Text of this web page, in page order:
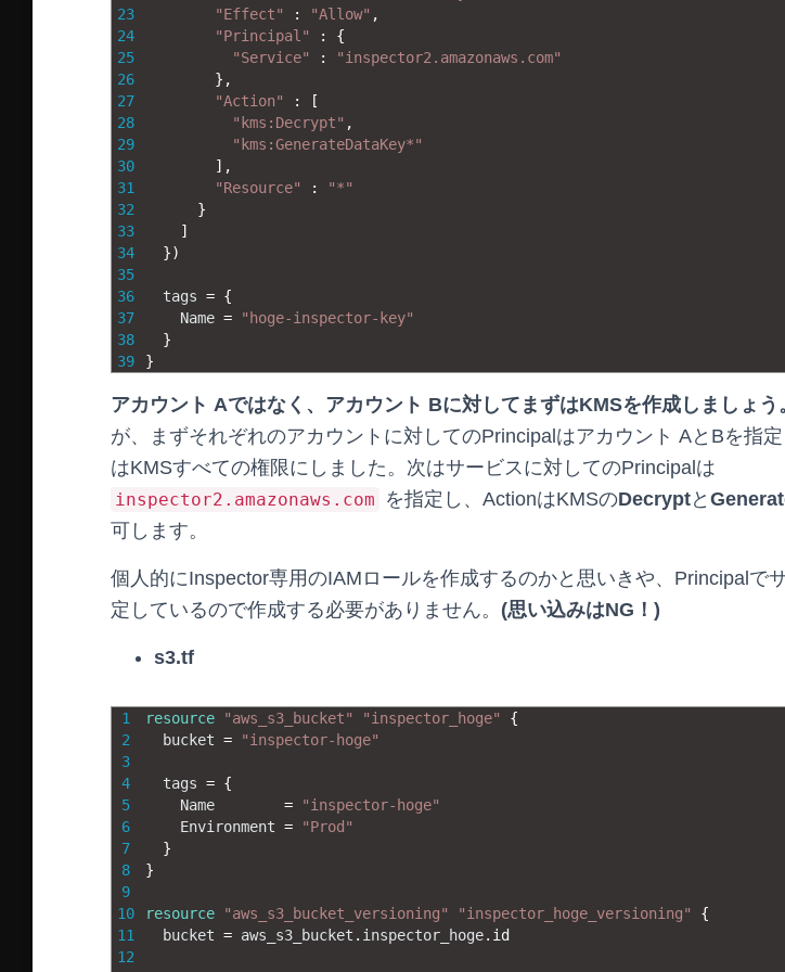
23
24
25
26
27
28
29
30
31
32
33
34
35
36
37
38
39
"Effect"
: "Allow" ,
"Principal"
:
{
"Service"
:
"inspector2.amazonaws.com"
} ,
"Action"
:
[
"kms:Decrypt" ,
"kms:GenerateDataKey*"
] ,
"Resource"
:
"*"
}
]
})
tags = {
Name =
"hoge-inspector-key"
}
}
アカウント Aではなく、アカウント Bに対してまずはKMSを作成しましょう
が、まずそれぞれのアカウントに対してのPrincipalはアカウント AとBを指
はKMSすべての権限にしました。次はサービスに対してのPrincipalは
inspector2.amazonaws.com を指定し、ActionはKMSのDecryptと
可します。
個人的にInspector専用のIAMロールを作成するのかと思いきや、Principalで
定しているので作成する必要がありません。 (思い込みはNG！)
s3.tf
1
2
3
4
5
6
7
8
9
10
11
12
resource "aws_s3_bucket" "inspector_hoge"
{
bucket = "inspector-hoge"
tags = {
Name
=
"inspector-hoge"
Environment =
"Prod"
}
}
resource "aws_s3_bucket_versioning" "inspector_hoge_versioning"
{
bucket = aws_s3_bucket . inspector_hoge. id